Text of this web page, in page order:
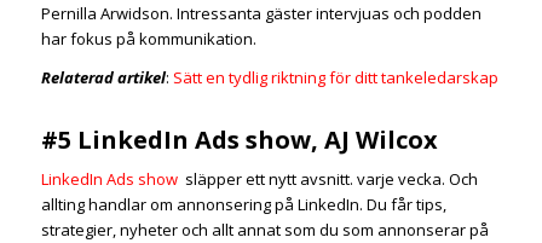
Pernilla Arwidson. Intressanta gäster intervjuas och podden
har fokus på kommunikation.
Relaterad artikel: Sätt en tydlig riktning för ditt tankeledarskap
#5 LinkedIn Ads show, AJ Wilcox
LinkedIn Ads showsläpper ett nytt avsnitt. varje vecka. Och
allting handlar om annonsering på LinkedIn. Du får tips,
strategier, nyheter och allt annat som du som annonserar på